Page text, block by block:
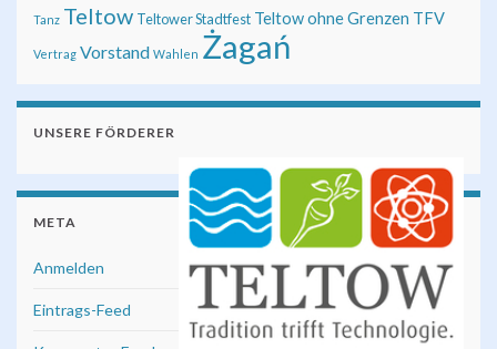
Tanz Teltow Teltower Stadtfest Teltow ohne Grenzen TFV
Vertrag Vorstand Wahlen Żagań
UNSERE FÖRDERER
META
Anmelden
Eintrags-Feed